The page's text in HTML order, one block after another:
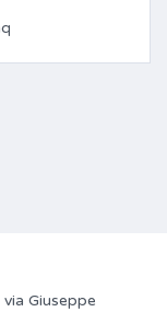
Giuseppe